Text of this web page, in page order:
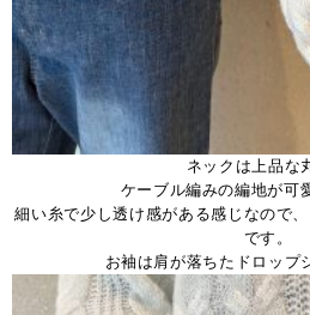
ネックは上品な
ケーブル編みの編地が可
細い糸で少し透け感がある感じなので
です。
お袖は肩が落ちたドロップ